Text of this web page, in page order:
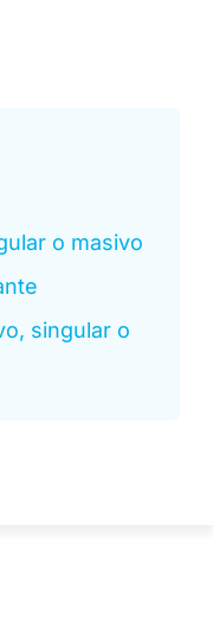
o masivo
singular o